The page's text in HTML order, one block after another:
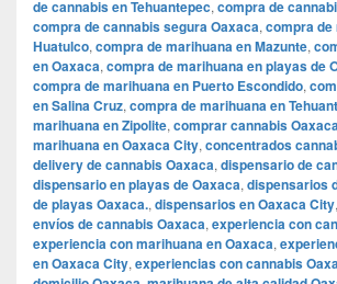
de cannabis en Tehuantepec, compra de
compra de cannabis segura Oaxaca, compra de
Huatulco, compra de marihuana en Mazunte,
en Oaxaca, compra de marihuana en playas de
compra de marihuana en Puerto Escondido,
en Salina Cruz, compra de marihuana en
marihuana en Zipolite, comprar cannabis
marihuana en Oaxaca City, concentrados
delivery de cannabis Oaxaca, dispensario de
dispensario en playas de Oaxaca, dispensarios
de playas Oaxaca., dispensarios en Oaxaca City,
envíos de cannabis Oaxaca, experiencia con
experiencia con marihuana en Oaxaca,
en Oaxaca City, experiencias con cannabis